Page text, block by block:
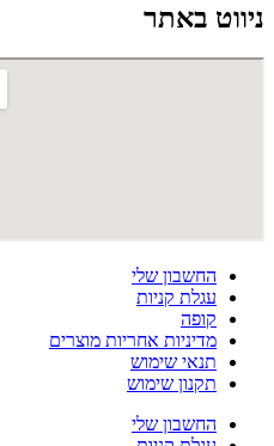
ניווט באתר
החשבון שלי
עגלת קניות
קופה
מדיניות אחריות מוצרים
תנאי שימוש
תקנון שימוש
החשבון שלי